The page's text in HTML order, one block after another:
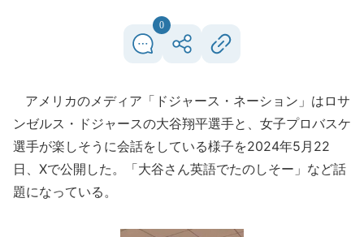
0
アメリカのメディア「ドジャース・ネーション」はロサ
ンゼルス・ドジャースの大谷翔平選手と、女子プロバスケ
選手が楽しそうに会話をしている様子を2024年5月22
日、Xで公開した。「大谷さん英語でたのしそー」など話
題になっている。